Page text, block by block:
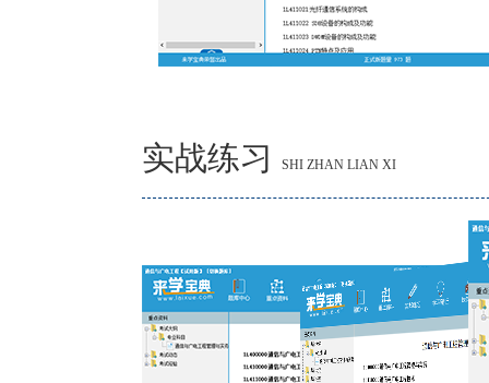
实战练习 SHI ZHAN LIAN XI